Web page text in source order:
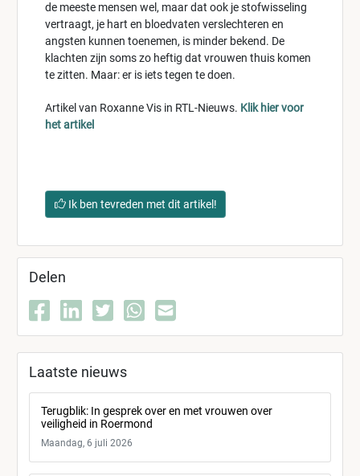
de meeste mensen wel, maar dat ook je stofwisseling
vertraagt, je hart en bloedvaten verslechteren en
angsten kunnen toenemen, is minder bekend. De
klachten zijn soms zo heftig dat vrouwen thuis komen
te zitten. Maar: er is iets tegen te doen.
Artikel van Roxanne Vis in RTL-Nieuws. Klik hier voor
het artikel
Ik ben tevreden met dit artikel!
Delen
Laatste nieuws
Terugblik: In gesprek over en met vrouwen over
veiligheid in Roermond
Maandag, 6 juli 2026